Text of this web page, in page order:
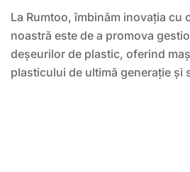
La Rumtoo, îmbinăm inovația cu
noastră este de a promova
deșeurilor de plastic, oferind
plasticului de ultimă generație și